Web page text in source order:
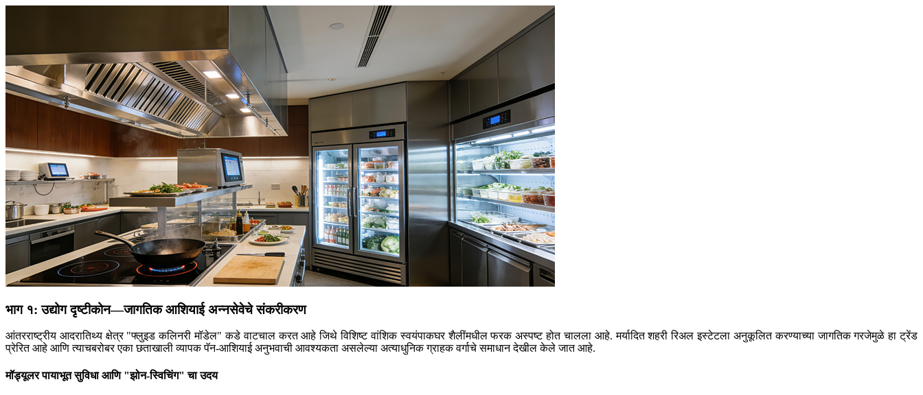
भाग १: उद्योग दृष्टीकोन—जागतिक आशियाई अन्नसेवेचे संकरीकरण
आंतरराष्ट्रीय आदरातिथ्य क्षेत्र "फ्लुइड कलिनरी मॉडेल" कडे वाटचाल करत आहे जिथे विशिष्ट वांशिक स्वयंपाकघर शैलींमधील फरक अस्पष्ट होत चालला आहे. मर्यादित शहरी रिअल इस्टेटला अनुकूलित करण्याच्या जागतिक गरजेमुळे हा ट्रेंड
प्रेरित आहे आणि त्याचबरोबर एका छताखाली व्यापक पॅन-आशियाई अनुभवाची आवश्यकता असलेल्या अत्याधुनिक ग्राहक वर्गाचे समाधान देखील केले जात आहे.
मॉड्यूलर पायाभूत सुविधा आणि "झोन-स्विचिंग" चा उदय